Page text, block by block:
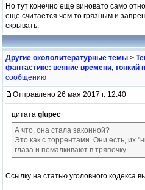
Но тут конечно еще виновато само
еще считается чем то грязным и
скрывать.
Другие окололитературные темы >
фантастике: веяние времени, тонкий
сообщению
Отправлено 26 мая 2017 г. 12:40
цитата glupec
А что, она стала законной?
Это как с торрентами. Они есть, их
глаза и помалкивают в тряпочку.
Ссылку на статью уголовного кодекса